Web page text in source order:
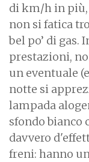
di km/h in
non si fatica
bel po’ di gas.
prestazioni,
un eventuale
notte si
lampada
sfondo bianco
davvero
freni: hanno